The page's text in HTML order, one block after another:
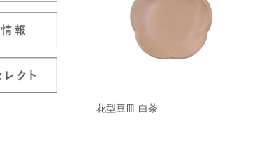
花型豆皿 白茶